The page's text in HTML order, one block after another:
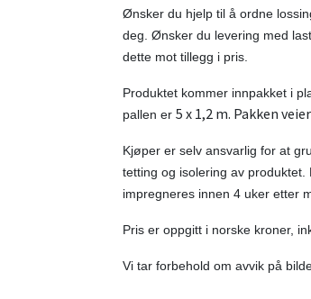
Ønsker du hjelp til å ordne
deg. Ønsker du levering med
dette mot tillegg i pris.
Produktet kommer innpakket i
pallen er 5 x 1,2 m. Pakken
Kjøper er selv ansvarlig for at
tetting og isolering av
impregneres innen 4 uker etter
Pris er oppgitt i norske kroner,
Vi tar forbehold om avvik på